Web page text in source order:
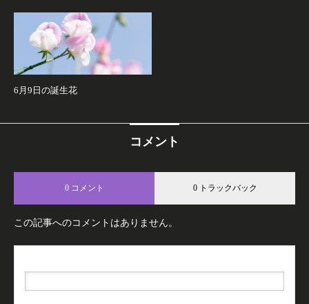
6月9日の誕生花
コメント
0 コメント 0 トラックバック
この記事へのコメントはありません。